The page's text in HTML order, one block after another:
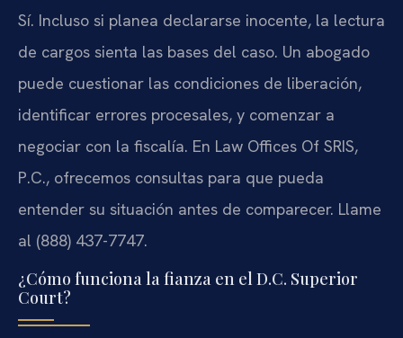
Sí. Incluso si planea declararse inocente, la lectura
de cargos sienta las bases del caso. Un abogado
puede cuestionar las condiciones de liberación,
identificar errores procesales, y comenzar a
negociar con la fiscalía. En Law Offices Of SRIS,
P.C., ofrecemos consultas para que pueda
entender su situación antes de comparecer. Llame
al (888) 437-7747.
¿Cómo funciona la fianza en el D.C. Superior
Court?